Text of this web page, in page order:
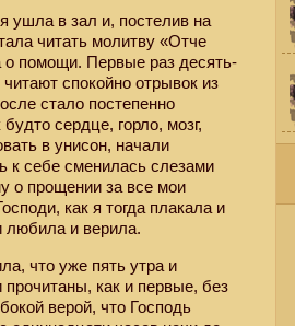
ушла в зал и, постелив на
читать молитву «Отче
о помощи. Первые раз десять-
спокойно отрывок из
стало постепенно
сердце, горло, мозг,
в унисон, начали
к себе сменилась слезами
о прощении за все мои
как я тогда плакала и
любила и верила.
что уже пять утра и
как и первые, без
верой, что Господь